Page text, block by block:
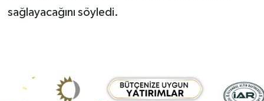
sağlayacağını söyledi.